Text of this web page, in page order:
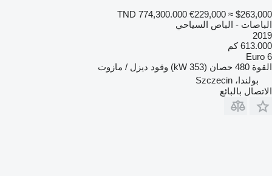
TND 774,300.000 €229,000 ≈ $263,000
الباصات - الباص السياحي
2019
613.000 كم
Euro 6
القوة 480 حصان (353 kW) وقود ديزل / مازوت
بولندا، Szczecin
الاتصال بالبائع